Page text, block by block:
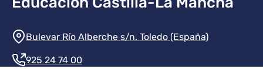
Información de la institución
Bulevar Río Alberche s/n. Toledo (España)
925 24 74 00